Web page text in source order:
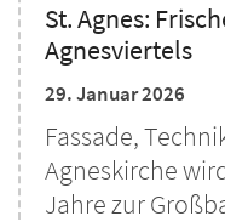
St. Agnes:
Agnesviertels
29. Januar 2026
Fassade,
Agneskirche
Jahre zur